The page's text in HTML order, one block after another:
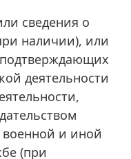
сведения о
наличии), или
деятельности
и иной
(при